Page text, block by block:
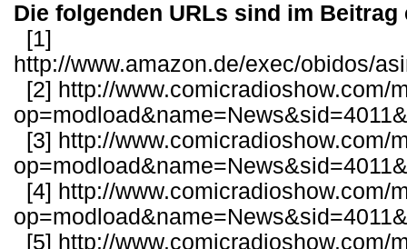
Die folgenden URLs sind im Beitrag
[1]
http://www.amazon.de/exec/obidos/
[2] http://www.comicradioshow.com/
[3] http://www.comicradioshow.com/
[4] http://www.comicradioshow.com/
[5] http://www.comicradioshow.com/